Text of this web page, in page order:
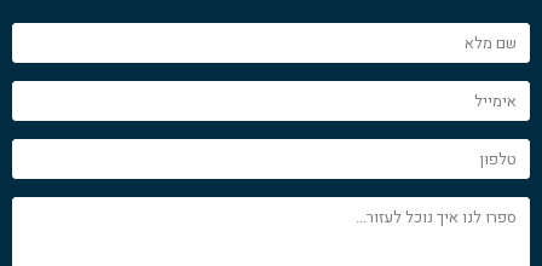
שם
מלא
אימייל
טלפון
ספרו
לנו